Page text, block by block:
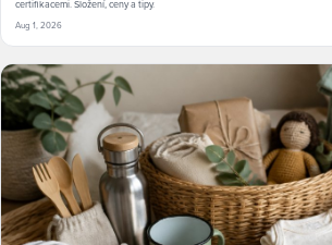
certifikacemi. Složení, ceny a tipy.
Aug 1, 2026